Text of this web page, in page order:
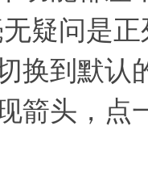
无疑问是
换到默认
箭头，点